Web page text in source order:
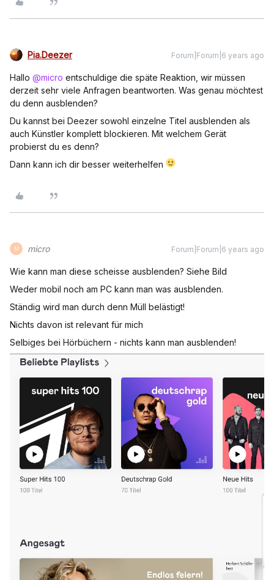
Pia.Deezer Forum|Forum|6 years ago
Hallo @micro entschuldige die späte Reaktion, wir müssen
derzeit sehr viele Anfragen beantworten. Was genau möchtest
du denn ausblenden?
Du kannst bei Deezer sowohl einzelne Titel ausblenden als
auch Künstler komplett blockieren. Mit welchem Gerät
probierst du es denn?
Dann kann ich dir besser weiterhelfen
M micro Forum|Forum|6 years ago
Wie kann man diese scheisse ausblenden? Siehe Bild
Weder mobil noch am PC kann man was ausblenden.
Ständig wird man durch denn Müll belästigt!
Nichts davon ist relevant für mich
Selbiges bei Hörbüchern - nichts kann man ausblenden!